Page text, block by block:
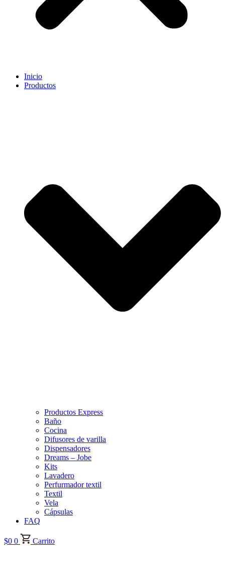
Inicio
Productos
Productos Express
Baño
Cocina
Difusores de varilla
Dispensadores
Dreams – Jobe
Kits
Lavadero
Perfurmador textil
Textil
Vela
Cápsulas
FAQ
$0 0 Carrito